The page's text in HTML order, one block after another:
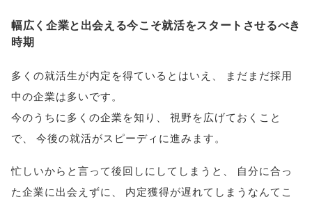
幅広く企業と出会える今こそ就活をスタートさせるべき
時期
多くの就活生が内定を得ているとはいえ
まだまだ採用
中の企業は多いです。
今のうちに多くの企業を知り
視野を広げておくこと
で
今後の就活がスピーディに進みます。
忙しいからと言って後回しにしてしまうと
自分に合っ
た企業に出会えずに
内定獲得が遅れてしまうなんてこ